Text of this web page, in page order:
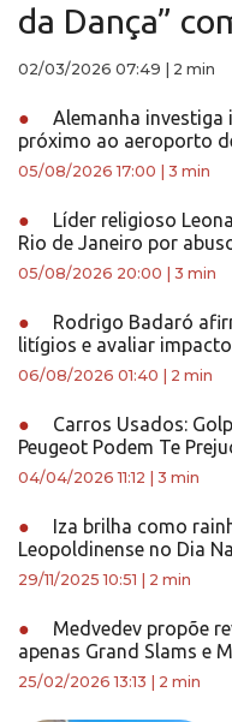
da Dança”
02/03/2026 07:49 2 min
●
Alemanha investiga
próximo ao aeroporto
05/08/2026 17:00 3 min
●
Líder religioso
Rio de Janeiro por
05/08/2026 20:00 3 min
●
Rodrigo Badaró
litígios e avaliar
06/08/2026 01:40 2 min
●
Carros Usados:
Peugeot Podem Te
04/04/2026 11:12 3 min
●
Iza brilha como
Leopoldinense no Dia
29/11/2025 10:51 2 min
●
Medvedev propõe
apenas Grand Slams e
25/02/2026 13:13 2 min